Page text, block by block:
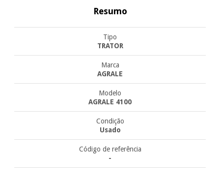
Resumo
Tipo
TRATOR
Marca
AGRALE
Modelo
AGRALE 4100
Condição
Usado
Código de referência
-